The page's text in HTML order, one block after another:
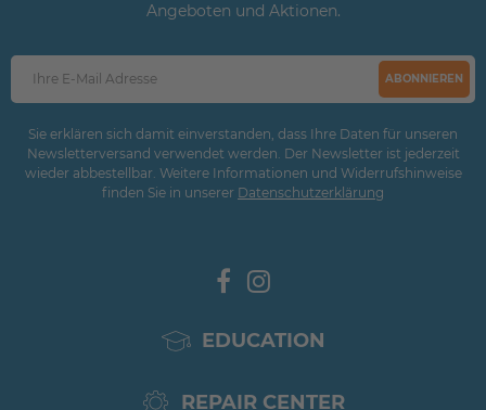
Angeboten und Aktionen.
ABONNIEREN
Sie erklären sich damit einverstanden, dass Ihre Daten für unseren
Newsletterversand verwendet werden. Der Newsletter ist jederzeit
wieder abbestellbar. Weitere Informationen und Widerrufshinweise
finden Sie in unserer Daten­schutz­erklärung
EDUCATION
REPAIR CENTER